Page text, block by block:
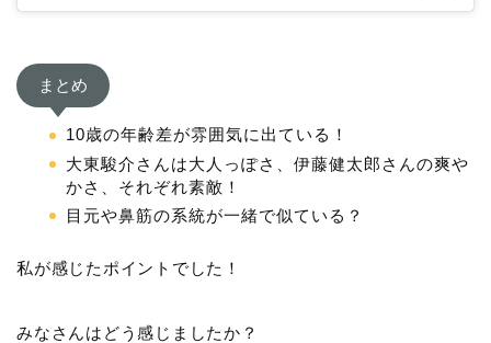
まとめ
10歳の年齢差が雰囲気に出ている！
大東駿介さんは大人っぽさ、伊藤健太郎さんの爽や
かさ、それぞれ素敵！
目元や鼻筋の系統が一緒で似ている？
私が感じたポイントでした！
みなさんはどう感じましたか？